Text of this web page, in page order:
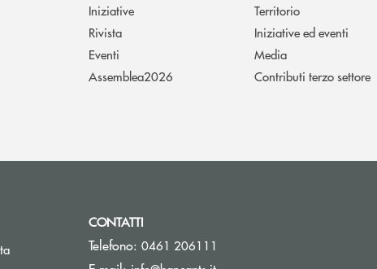
Iniziative
Rivista
Eventi
Assemblea2026
Territorio
Iniziative ed eventi
Media
Contributi terzo settore
Apre una nuova finestra
CONTATTI
Telefono: 0461 206111